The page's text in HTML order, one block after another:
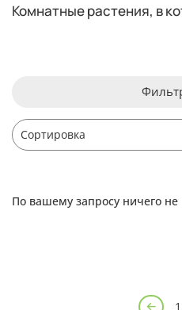
Комнатные растения, в
По вашему запросу ничего не
1